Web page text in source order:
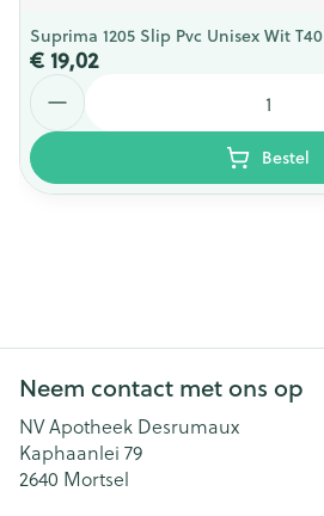
Suprima 1205 Slip Pvc Unisex Wit T40
€ 19,02
Bestel
Neem contact met ons op
NV Apotheek Desrumaux
Kaphaanlei 79
2640 Mortsel